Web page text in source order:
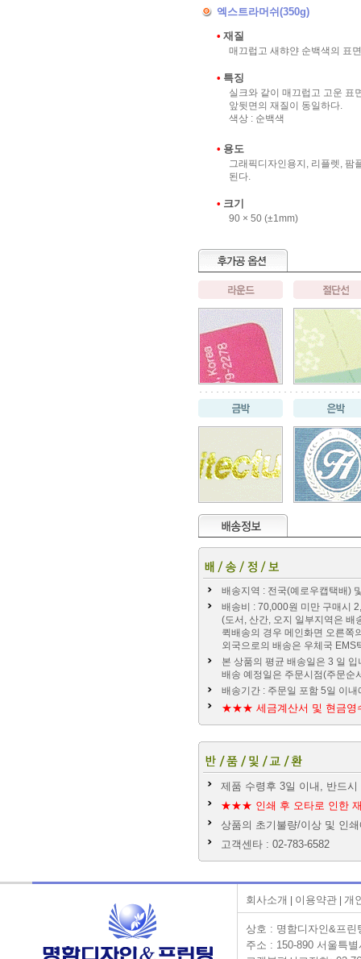
엑스트라머쉬(350g)
• 재질
매끄럽고 새햐얀 순백색의 표
• 특징
실크와 같이 매끄럽고 고운 표
앞뒷면의 재질이 동일하다.
색상 : 순백색
• 용도
그래픽디자인용지, 리플렛, 팜
된다.
• 크기
90 × 50 (±1mm)
배송지역 : 전국(예로우캡택배)
배송비 : 70,000원 미만 구매시
(도서, 산간, 오지 일부지역은 배
퀵배송의 경우 메인화면 오른쪽
외국으로의 배송은 우체국 EMS
본 상품의 평균 배송일은 3 일 입
배송 예정일은 주문시점(주문순
배송기간 : 주문일 포함 5일 이
★★★ 세금계산서 및 현금영
제품 수령후 3일 이내, 반드
★★★ 인쇄 후 오타로 인한
상품의 초기불량/이상 및 인
고객센타 : 02-783-6582
회사소개 이용약관 개
상호 : 명함디자인&프
주소 : 150-890 서울특